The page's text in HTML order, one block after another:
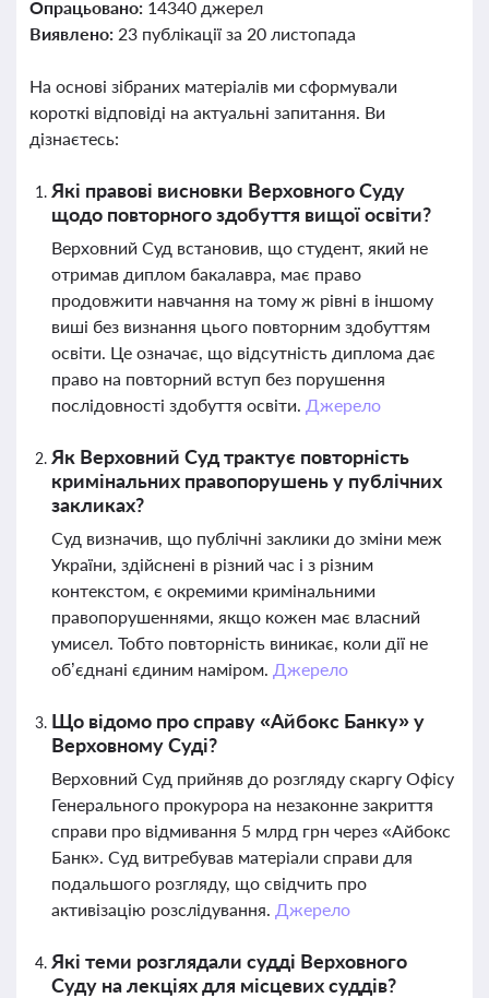
Опрацьовано: 14340 джерел
Виявлено: 23 публікації за 20 листопада
На основі зібраних матеріалів ми сформували
короткі відповіді на актуальні запитання. Ви
дізнаєтесь:
Які правові висновки Верховного Суду
щодо повторного здобуття вищої освіти?
Верховний Суд встановив, що студент, який не
отримав диплом бакалавра, має право
продовжити навчання на тому ж рівні в іншому
виші без визнання цього повторним здобуттям
освіти. Це означає, що відсутність диплома дає
право на повторний вступ без порушення
послідовності здобуття освіти. Джерело
Як Верховний Суд трактує повторність
кримінальних правопорушень у публічних
закликах?
Суд визначив, що публічні заклики до зміни меж
України, здійснені в різний час і з різним
контекстом, є окремими кримінальними
правопорушеннями, якщо кожен має власний
умисел. Тобто повторність виникає, коли дії не
об’єднані єдиним наміром. Джерело
Що відомо про справу «Айбокс Банку» у
Верховному Суді?
Верховний Суд прийняв до розгляду скаргу Офісу
Генерального прокурора на незаконне закриття
справи про відмивання 5 млрд грн через «Айбокс
Банк». Суд витребував матеріали справи для
подальшого розгляду, що свідчить про
активізацію розслідування. Джерело
Які теми розглядали судді Верховного
Суду на лекціях для місцевих суддів?